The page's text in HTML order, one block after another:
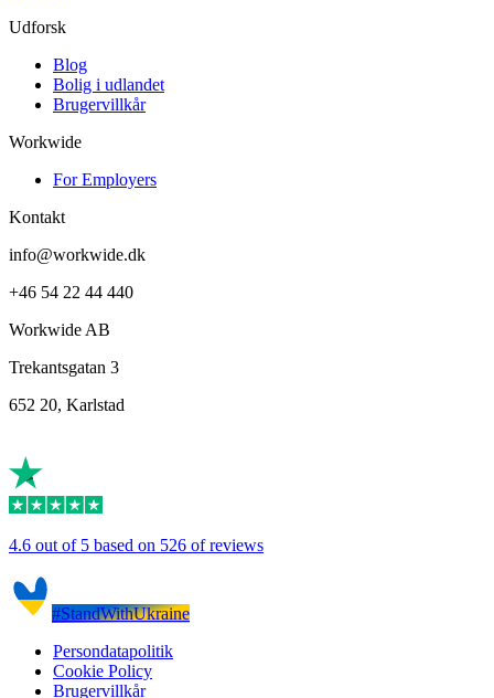
Udforsk
Blog
Bolig i udlandet
Brugervillkår
Workwide
For Employers
Kontakt
info@workwide.dk
+46 54 22 44 440
Workwide AB
Trekantsgatan 3
652 20, Karlstad
4.6 out of 5 based on 526 of reviews
#StandWithUkraine
Persondatapolitik
Cookie Policy
Brugervillkår